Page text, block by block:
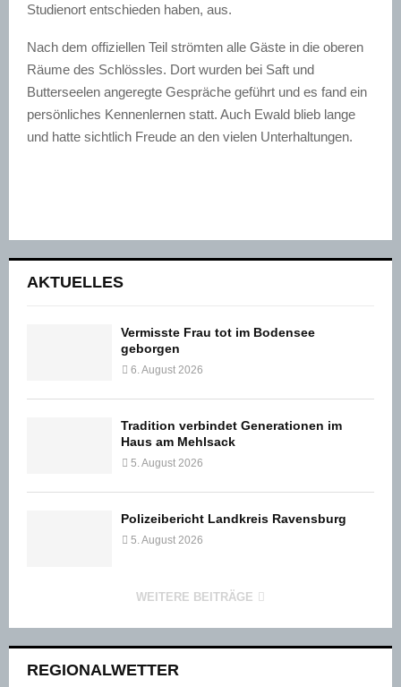
Studienort entschieden haben, aus.
Nach dem offiziellen Teil strömten alle Gäste in die oberen
Räume des Schlössles. Dort wurden bei Saft und
Butterseelen angeregte Gespräche geführt und es fand ein
persönliches Kennenlernen statt. Auch Ewald blieb lange
und hatte sichtlich Freude an den vielen Unterhaltungen.
AKTUELLES
Vermisste Frau tot im Bodensee
geborgen
6. August 2026
Tradition verbindet Generationen im
Haus am Mehlsack
5. August 2026
Polizeibericht Landkreis Ravensburg
5. August 2026
WEITERE BEITRÄGE
REGIONALWETTER